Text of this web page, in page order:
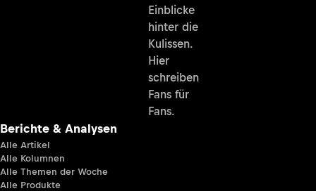
Einblicke
hinter die
Kulissen.
Hier
schreiben
Fans für
Fans.
Berichte & Analysen
Alle Artikel
Alle Kolumnen
Alle Themen der Woche
Alle Produkte